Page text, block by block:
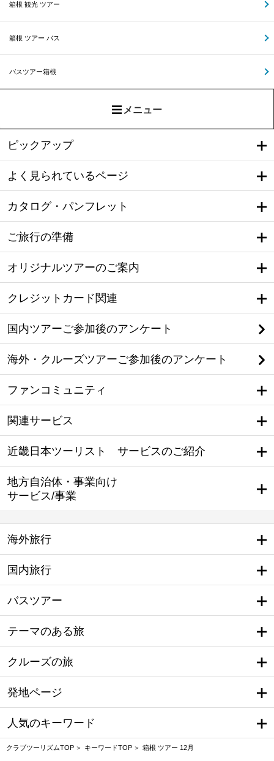
箱根 観光 ツアー
箱根 ツアー バス
バスツアー箱根
メニュー
ピックアップ
よく見られているページ
カタログ・パンフレット
ご旅行の準備
オリジナルツアーのご案内
クレジットカード関連
国内ツアーご参加後のアンケート
海外・クルーズツアーご参加後のアンケート
ファンコミュニティ
関連サービス
近畿日本ツーリスト サービスのご紹介
地方自治体・事業向け
サービス/事業
海外旅行
国内旅行
バスツアー
テーマのある旅
クルーズの旅
発地ページ
人気のキーワード
クラブツーリズムTOP キーワードTOP 箱根 ツアー 12月